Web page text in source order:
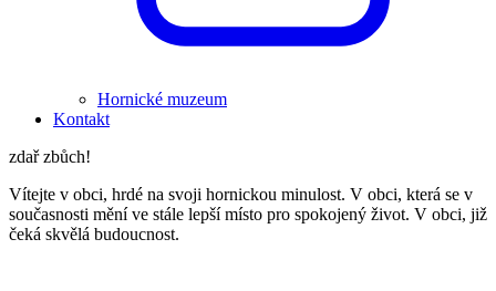
Hornické muzeum
Kontakt
zdař zbůch!
Vítejte v obci, hrdé na svoji hornickou minulost. V obci, která se v
současnosti mění ve stále lepší místo pro spokojený život. V obci, již
čeká skvělá budoucnost.